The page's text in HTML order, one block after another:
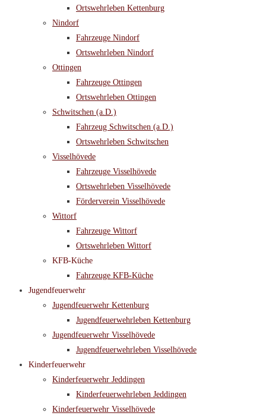
Ortswehrleben Kettenburg
Nindorf
Fahrzeuge Nindorf
Ortswehrleben Nindorf
Ottingen
Fahrzeuge Ottingen
Ortswehrleben Ottingen
Schwitschen (a.D.)
Fahrzeug Schwitschen (a.D.)
Ortswehrleben Schwitschen
Visselhövede
Fahrzeuge Visselhövede
Ortswehrleben Visselhövede
Förderverein Visselhövede
Wittorf
Fahrzeuge Wittorf
Ortswehrleben Wittorf
KFB-Küche
Fahrzeuge KFB-Küche
Jugendfeuerwehr
Jugendfeuerwehr Kettenburg
Jugendfeuerwehrleben Kettenburg
Jugendfeuerwehr Visselhövede
Jugendfeuerwehrleben Visselhövede
Kinderfeuerwehr
Kinderfeuerwehr Jeddingen
Kinderfeuerwehrleben Jeddingen
Kinderfeuerwehr Visselhövede